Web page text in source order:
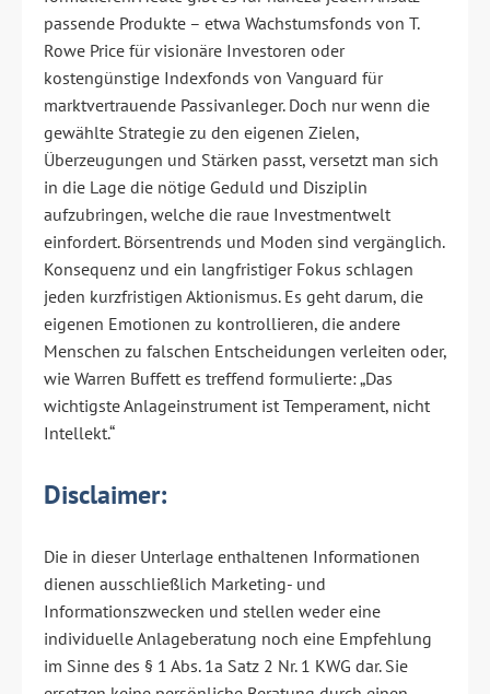
passende Produkte – etwa Wachstumsfonds von T.
Rowe Price für visionäre Investoren oder
kostengünstige Indexfonds von Vanguard für
marktvertrauende Passivanleger. Doch nur wenn die
gewählte Strategie zu den eigenen Zielen,
Überzeugungen und Stärken passt, versetzt man sich
in die Lage die nötige Geduld und Disziplin
aufzubringen, welche die raue Investmentwelt
einfordert. Börsentrends und Moden sind vergänglich.
Konsequenz und ein langfristiger Fokus schlagen
jeden kurzfristigen Aktionismus. Es geht darum, die
eigenen Emotionen zu kontrollieren, die andere
Menschen zu falschen Entscheidungen verleiten oder,
wie Warren Buffett es treffend formulierte: „Das
wichtigste Anlageinstrument ist Temperament, nicht
Intellekt.“
Disclaimer:
Die in dieser Unterlage enthaltenen Informationen
dienen ausschließlich Marketing- und
Informationszwecken und stellen weder eine
individuelle Anlageberatung noch eine Empfehlung
im Sinne des § 1 Abs. 1a Satz 2 Nr. 1 KWG dar. Sie